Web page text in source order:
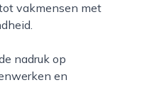
vakmensen met
en